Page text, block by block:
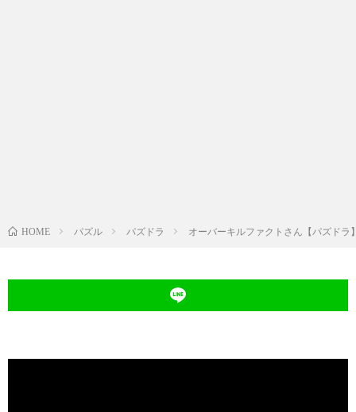
HOME パズル パズドラ オーバーキルファクトさん【パズドラ